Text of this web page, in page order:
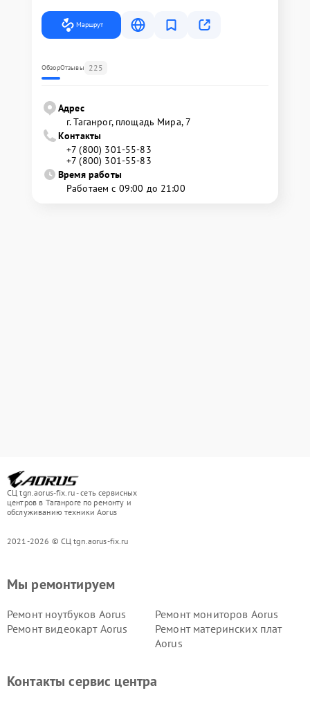
Маршрут
ОбзорОтзывы 225
Адрес
г. Таганрог, площадь Мира, 7
Контакты
+7 (800) 301-55-83
+7 (800) 301-55-83
Время работы
Работаем с 09:00 до 21:00
СЦ tgn.aorus-fix.ru - сеть сервисных
центров в Таганроге по ремонту и
обслуживанию техники Aorus
2021-2026 © СЦ tgn.aorus-fix.ru
Мы ремонтируем
Ремонт ноутбуков Aorus
Ремонт мониторов Aorus
Ремонт видеокарт Aorus
Ремонт материнских плат
Aorus
Контакты сервис центра